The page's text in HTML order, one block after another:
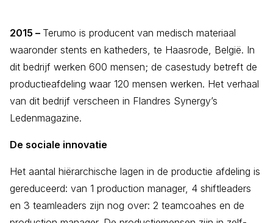
2015 – Terumo is producent van medisch materiaal
waaronder stents en katheders, te Haasrode, België. In
dit bedrijf werken 600 mensen; de casestudy betreft de
productieafdeling waar 120 mensen werken. Het verhaal
van dit bedrijf verscheen in Flandres Synergy’s
Ledenmagazine.
De sociale innovatie
Het aantal hiërarchische lagen in de productie afdeling is
gereduceerd: van 1 production manager, 4 shiftleaders
en 3 teamleaders zijn nog over: 2 teamcoahes en de